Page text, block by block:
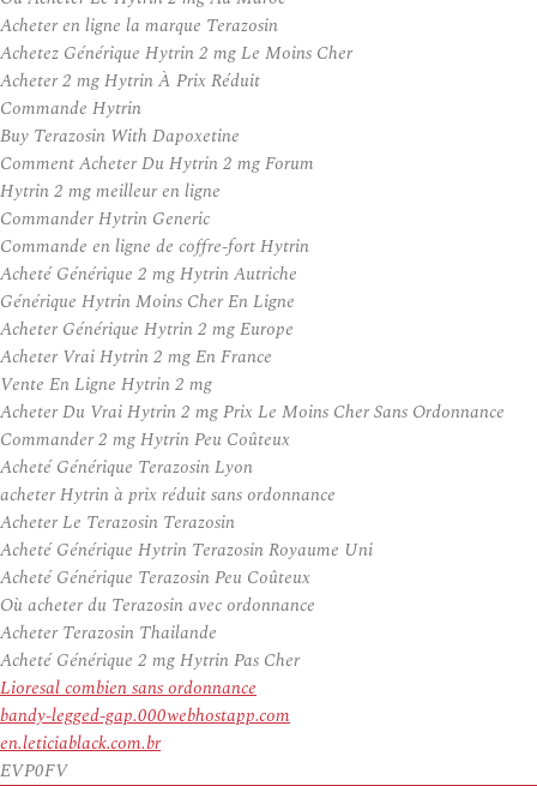
Acheter en ligne la marque Terazosin
Achetez Générique Hytrin 2 mg Le Moins Cher
Acheter 2 mg Hytrin À Prix Réduit
Commande Hytrin
Buy Terazosin With Dapoxetine
Comment Acheter Du Hytrin 2 mg Forum
Hytrin 2 mg meilleur en ligne
Commander Hytrin Generic
Commande en ligne de coffre-fort Hytrin
Acheté Générique 2 mg Hytrin Autriche
Générique Hytrin Moins Cher En Ligne
Acheter Générique Hytrin 2 mg Europe
Acheter Vrai Hytrin 2 mg En France
Vente En Ligne Hytrin 2 mg
Acheter Du Vrai Hytrin 2 mg Prix Le Moins Cher Sans Ordonnance
Commander 2 mg Hytrin Peu Coûteux
Acheté Générique Terazosin Lyon
acheter Hytrin à prix réduit sans ordonnance
Acheter Le Terazosin Terazosin
Acheté Générique Hytrin Terazosin Royaume Uni
Acheté Générique Terazosin Peu Coûteux
Où acheter du Terazosin avec ordonnance
Acheter Terazosin Thailande
Acheté Générique 2 mg Hytrin Pas Cher
Lioresal combien sans ordonnance
bandy-legged-gap.000webhostapp.com
en.leticiablack.com.br
EVP0FV